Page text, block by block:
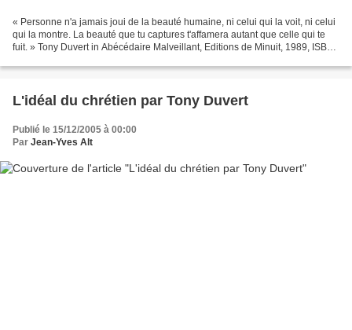
« Personne n'a jamais joui de la beauté humaine, ni celui qui la voit, ni celui
qui la montre. La beauté que tu captures t'affamera autant que celle qui te
fuit. » Tony Duvert in Abécédaire Malveillant, Editions de Minuit, 1989, ISBN :
L'idéal du chrétien par Tony Duvert
Publié le 15/12/2005 à 00:00
Par Jean-Yves Alt